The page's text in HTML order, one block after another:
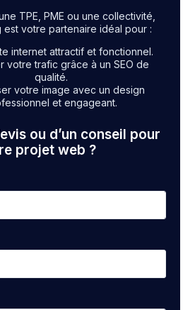
TPE, PME ou une collectivité,
est votre partenaire idéal pour :
internet attractif et fonctionnel.
votre trafic grâce à un SEO de
qualité.
votre image avec un design
et engageant.
ou d’un conseil pour
projet web ?